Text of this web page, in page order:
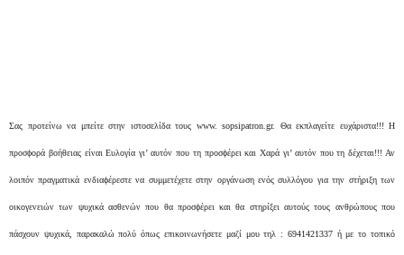
Σας προτείνω να μπείτε στην ιστοσελίδα τους www. sopsipatron.gr. Θα εκπλαγείτε ευχάριστα!!! Η
προσϕορά βοήθειας είναι Ευλογία γι’ αυτόν που τη προσϕέρει και Χαρά γι’ αυτόν που τη δέχεται!!! Αν
λοιπόν πραγματικά ενδιαϕέρεστε να συμμετέχετε στην οργάνωση ενός συλλόγου για την στήριξη των
οικογενειών των ψυχικά ασθενών που θα προσϕέρει και θα στηρίξει αυτούς τους ανθρώπους που
πάσχουν ψυχικά, παρακαλώ πολύ όπως επικοινωνήσετε μαζί μου τηλ : 6941421337 ή με το τοπικό